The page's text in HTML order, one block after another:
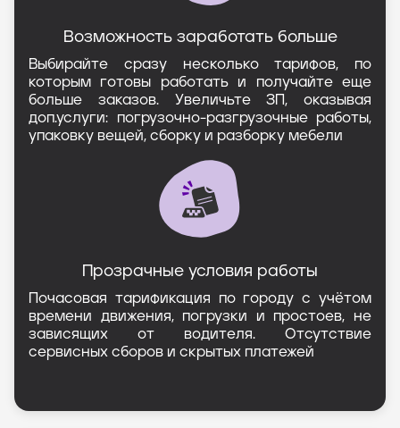
Возможность заработать больше
Выбирайте сразу несколько тарифов, по
которым готовы работать и получайте еще
больше заказов. Увеличьте ЗП, оказывая
доп.услуги: погрузочно-разгрузочные работы,
упаковку вещей, сборку и разборку мебели
Прозрачные условия работы
Почасовая тарификация по городу с учётом
времени движения, погрузки и простоев, не
зависящих от водителя. Отсутствие
сервисных сборов и скрытых платежей